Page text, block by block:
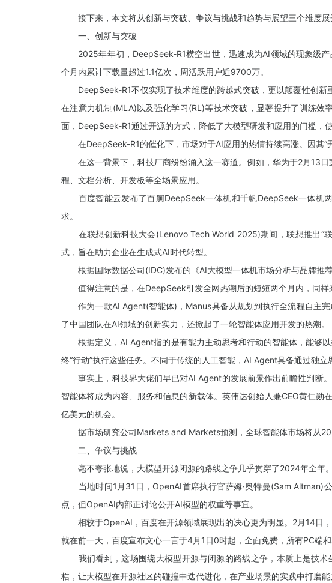
接下来，本文将从创新与突破、争议与挑战和趋势与展望三个维度展
一、创新与突破
2025年年初，DeepSeek-R1横空出世，迅速成为AI领域的现象级产
个月内累计下载量超过1.1亿次，周活跃用户近9700万。
DeepSeek-R1不仅实现了技术维度的跨越式突破，更以颠覆性创新
在注意力机制(MLA)以及强化学习(RL)等技术突破，显著提升了训练
面，DeepSeek-R1通过开源的方式，降低了大模型研发和应用的门槛，
在DeepSeek-R1的催化下，市场对于AI应用的热情持续高涨。因其“
在这一背景下，科技厂商纷纷涌入这一赛道。例如，华为于2月13日
程、文档分析、开发板等全场景应用。
百度智能云发布了百舸DeepSeek一体机和千帆DeepSeek一体机
求。
在联想创新科技大会(Lenovo Tech World 2025)期间，联想推出“联
式，旨在助力企业在生成式AI时代转型。
根据国际数据公司(IDC)发布的《AI大模型一体机市场分析与品牌推
值得注意的是，在DeepSeek引发全网热潮后的短短两个月内，同样
作为一款AI Agent(智能体)，Manus具备从规划到执行全流程自主完
了中国团队在AI领域的创新实力，还掀起了一轮智能体应用开发的热潮。
根据定义，AI Agent指的是有能力主动思考和行动的智能体，能够以
终“行动”执行这些任务。不同于传统的人工智能，AI Agent具备通过独立
事实上，科技界大佬们早已对AI Agent的发展前景作出前瞻性判断。
智能体将成为内容、服务和信息的新载体。英伟达创始人兼CEO黄仁
亿美元的机会。
据市场研究公司Markets and Markets预测，全球智能体市场将从
二、争议与挑战
毫不夸张地说，大模型开源闭源的路线之争几乎贯穿了2024年全年
当地时间1月31日，OpenAI首席执行官萨姆·奥特曼(Sam Altman)
点，但OpenAI内部正讨论公开AI模型的权重等事宜。
相较于OpenAI，百度在开源领域展现出的决心更为明显。2月14日，
就在前一天，百度宣布文心一言于4月1日0时起，全面免费，所有PC端
我们看到，这场围绕大模型开源与闭源的路线之争，本质上是技术
梏，让大模型在开源社区的碰撞中迭代进化，在产业场景的实践中打磨